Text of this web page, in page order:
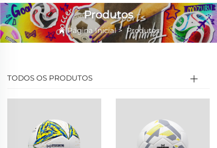
Produtos
Página Inicial>Produtos
TODOS OS PRODUTOS